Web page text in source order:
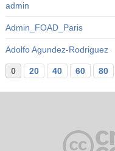
admin
Admin_FOAD_Paris
Adolfo Agundez-Rodriguez
0 20 40 60 80